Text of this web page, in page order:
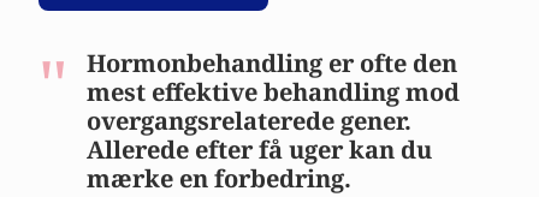
Hormonbehandling er ofte den
mest effektive behandling mod
overgangsrelaterede gener.
Allerede efter få uger kan du
mærke en forbedring.